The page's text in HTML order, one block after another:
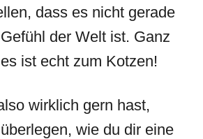
dass es nicht gerade
der Welt ist. Ganz
ist echt zum Kotzen!
wirklich gern hast,
wie du dir eine